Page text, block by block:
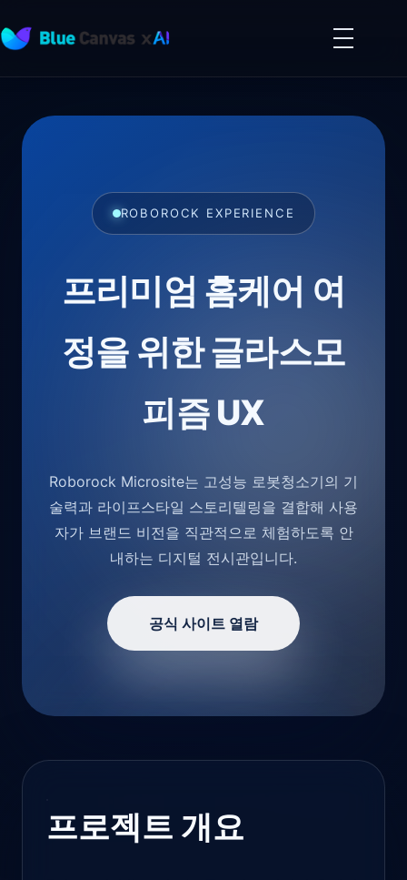
BLUECANVAS
메
뉴
기
ROBOROCK EXPERIENCE
프리미엄 홈케어 여
정을 위한 글라스모
피즘 UX
Roborock Microsite는 고성능 로봇청소기의 기
술력과 라이프스타일 스토리텔링을 결합해 사용
자가 브랜드 비전을 직관적으로 체험하도록 안
내하는 디지털 전시관입니다.
공식 사이트 열람
프로젝트 개요